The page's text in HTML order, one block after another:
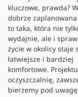
kluczowe, prawda?
dobrze
to taka, która nie
wydajnie, ale i
życie w okolicy staje
łatwiejsze i bardziej
komfortowe.
oczyszczalnię,
bierzemy pod